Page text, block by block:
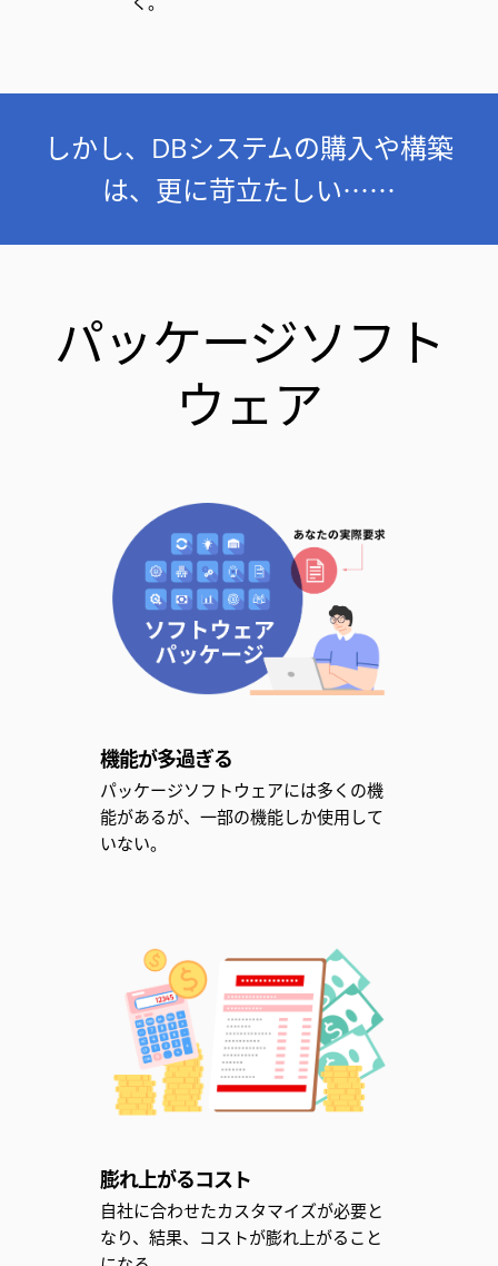
しかし、DBシステムの購入や構築
は、更に苛立たしい⋯⋯
パッケージソフト
ウェア
機能が多過ぎる
パッケージソフトウェアには多くの機
能があるが、一部の機能しか使用して
いない。
膨れ上がるコスト
自社に合わせたカスタマイズが必要と
なり、結果、コストが膨れ上がること